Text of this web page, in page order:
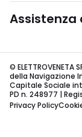
Assistenza
©
della Navigazione
Capitale Sociale
PD n. 248977 |
Privacy Policy